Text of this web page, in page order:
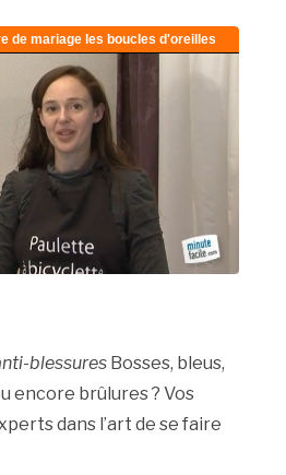
blessures Bosses, bleus,
encore brûlures ? Vos
dans l’art de se faire